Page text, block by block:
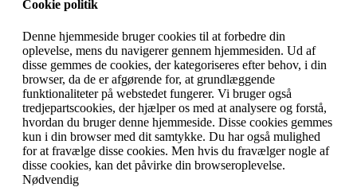
Cookie politik
Denne hjemmeside bruger cookies til at forbedre din
oplevelse, mens du navigerer gennem hjemmesiden. Ud af
disse gemmes de cookies, der kategoriseres efter behov, i din
browser, da de er afgørende for, at grundlæggende
funktionaliteter på webstedet fungerer. Vi bruger også
tredjepartscookies, der hjælper os med at analysere og forstå,
hvordan du bruger denne hjemmeside. Disse cookies gemmes
kun i din browser med dit samtykke. Du har også mulighed
for at fravælge disse cookies. Men hvis du fravælger nogle af
disse cookies, kan det påvirke din browseroplevelse.
Nødvendig